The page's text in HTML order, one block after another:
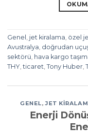
Genel , jet kiralama, özel
Avustralya, doğrudan
sektörü, hava kargo
THY,ticaret, Tony Huber,
GENEL,JET
Enerji